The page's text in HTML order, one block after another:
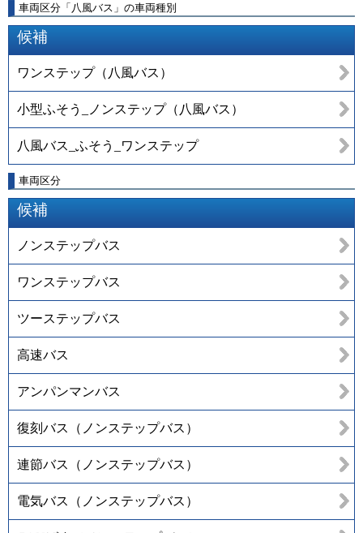
車両区分「八風バス」の車両種別
候補
ワンステップ（八風バス）
小型ふそう_ノンステップ（八風バス）
八風バス_ふそう_ワンステップ
車両区分
候補
ノンステップバス
ワンステップバス
ツーステップバス
高速バス
アンパンマンバス
復刻バス（ノンステップバス）
連節バス（ノンステップバス）
電気バス（ノンステップバス）